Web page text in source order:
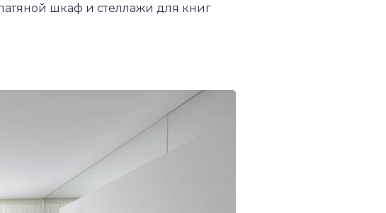
шкаф и стеллажи для книг